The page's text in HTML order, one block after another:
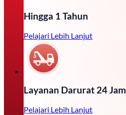
Hingga 1 Tahun
Pelajari Lebih Lanjut
Layanan Darurat 24 Jam
Pelajari Lebih Lanjut